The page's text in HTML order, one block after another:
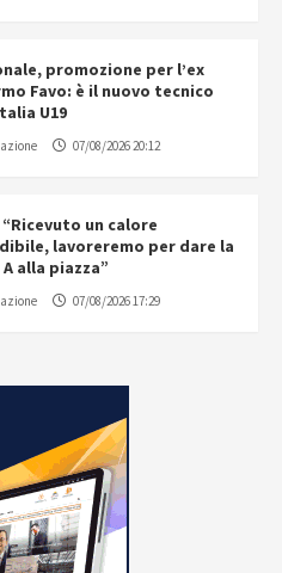
promozione per l’ex
Favo: è il nuovo tecnico
U19
07/08/2026 20:12
“Ricevuto un calore
lavoreremo per dare la
alla piazza”
07/08/2026 17:29